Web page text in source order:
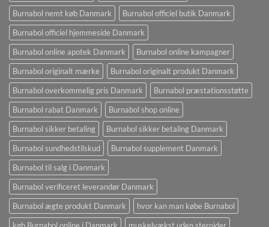
Burnabol nemt køb Danmark
Burnabol officiel butik Danmark
Burnabol officiel hjemmeside Danmark
Burnabol online apotek Danmark
Burnabol online kampagner
Burnabol originalt mærke
Burnabol originalt produkt Danmark
Burnabol overkommelig pris Danmark
Burnabol præstationsstøtte
Burnabol rabat Danmark
Burnabol shop online
Burnabol sikker betaling
Burnabol sikker betaling Danmark
Burnabol sundhedstilskud
Burnabol supplement Danmark
Burnabol til salg i Danmark
Burnabol verificeret leverandør Danmark
Burnabol ægte produkt Danmark
hvor kan man købe Burnabol